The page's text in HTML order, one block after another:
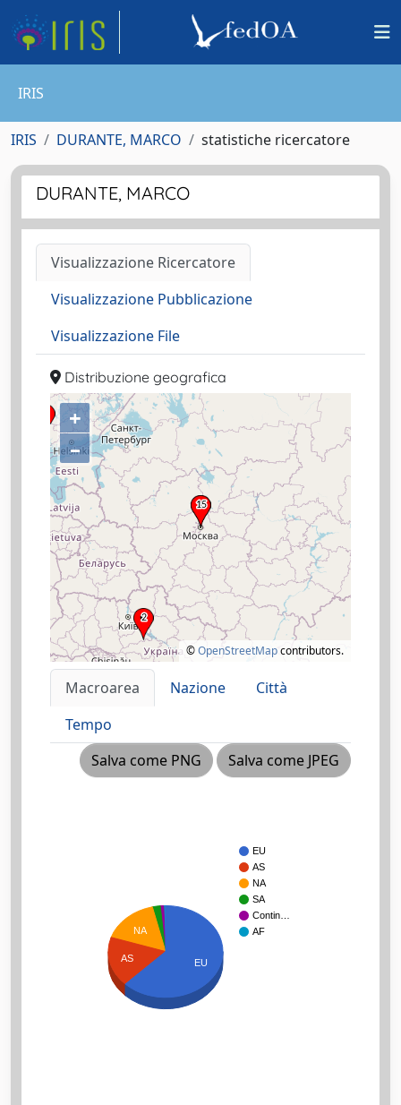
IRIS
IRIS DURANTE, MARCO statistiche ricercatore
DURANTE, MARCO
Visualizzazione Ricercatore
Visualizzazione Pubblicazione
Visualizzazione File
Distribuzione geografica
+
–
©OpenStreetMapcontributors.
Macroarea Nazione
Città
Tempo
Salva come PNG
Salva come JPEG
EU
AS
NA
SA
Contin…
AF
NA
AS EU